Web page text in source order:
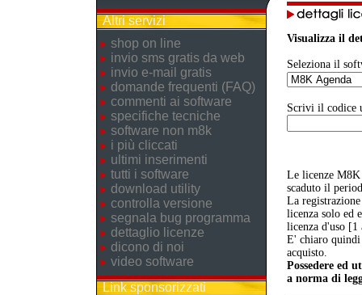
Altri servizi
shop on line
invio sms gratis da web
invio e-mail gratis
domande frequenti (FAQ)
commenti ai software
specifiche tecniche
software non m8k
i più cliccati
ultimi inserimenti
tutti i software
download utility
controlla versione
segnala bug programma
dettaglio licenze
dicono di noi
video software
Link sponsorizzati
Visualizza il
Seleziona il
Scrivi il codice
Le licenze M8K
scaduto il
La
licenza solo ed
licenza d'uso [1
E' chiaro quindi
acquisto.
Possedere ed
a norma di